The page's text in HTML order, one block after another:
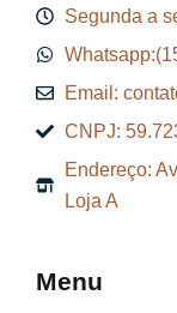
Segunda a
Email:
CNPJ:
Endereço:
Loja A
Menu